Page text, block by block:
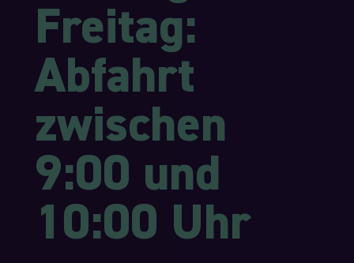
Freitag:
Abfahrt
zwischen
9:00 und
10:00 Uhr